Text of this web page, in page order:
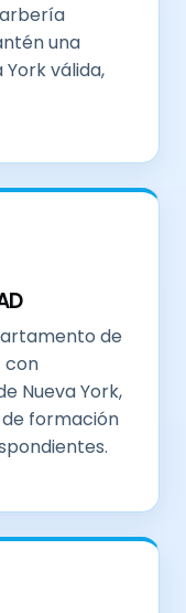
una
válida,
de
con
Nueva York,
formación